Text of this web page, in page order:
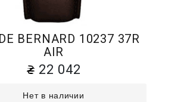
BERNARD 10237 37R
AIR
22 042
Нет в наличии